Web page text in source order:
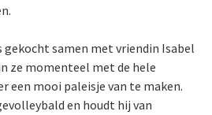
gekocht samen met vriendin Isabel
ze momenteel met de hele
een mooi paleisje van te maken.
en houdt hij van